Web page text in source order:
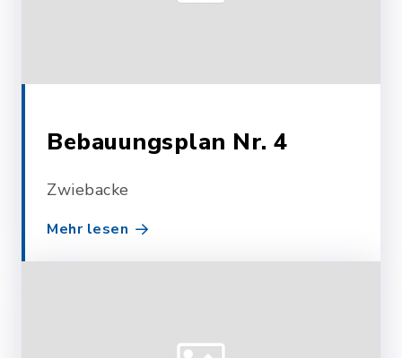
Bebauungsplan Nr. 4
Zwiebacke
Mehr lesen